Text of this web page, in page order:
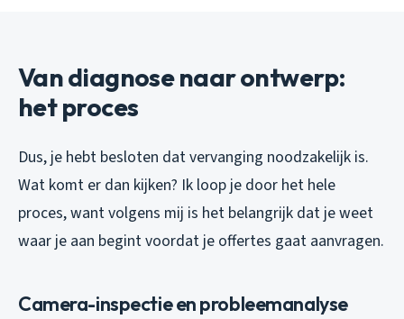
Van diagnose naar ontwerp:
het proces
Dus, je hebt besloten dat vervanging noodzakelijk is.
Wat komt er dan kijken? Ik loop je door het hele
proces, want volgens mij is het belangrijk dat je weet
waar je aan begint voordat je offertes gaat aanvragen.
Camera-inspectie en probleemanalyse